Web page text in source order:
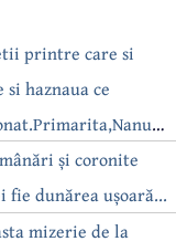
printre care si
haznaua ce
pe Izabel Mitrea
și coronite
fie dunărea ușoară...
mizerie de la